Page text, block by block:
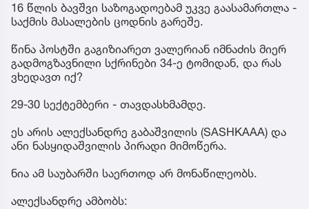
16 წლის ბავშვი საზოგადოებამ უკვე გაასამართლა -
საქმის მასალების ცოდნის გარეშე.
წინა პოსტში გაგიზიარეთ ვალერიან იმნაძის მიერ
გადმოგზავნილი სქრინები 34-ე ტომიდან, და რას
ვხედავთ იქ?
29-30 სექტემბერი - თავდასხმამდე.
ეს არის ალექსანდრე გაბაშვილის (SASHKAAA) და
ანი ნასყიდაშვილის პირადი მიმოწერა.
ნია ამ საუბარში საერთოდ არ მონაწილეობს.
ალექსანდრე ამბობს: